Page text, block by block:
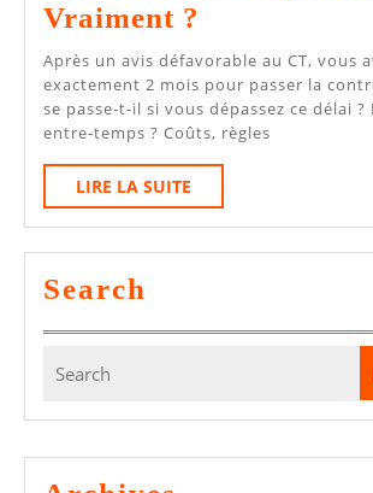
Vraiment ?
De
Contre-
Visite
CT
Combien
Avez-
Vraiment
?
Après un avis défavorable au CT, vous avez
exactement 2 mois pour passer la
se passe-t-il si vous dépassez ce délai
entre-temps ? Coûts, règles
LIRE LA SUITE
LA
SUITE
Search
for: